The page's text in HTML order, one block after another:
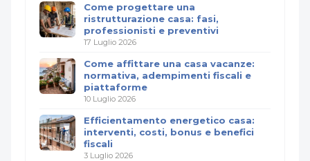
Come progettare una
ristrutturazione casa: fasi,
professionisti e preventivi
17 Luglio 2026
Come affittare una casa vacanze:
normativa, adempimenti fiscali e
piattaforme
10 Luglio 2026
Efficientamento energetico casa:
interventi, costi, bonus e benefici
fiscali
3 Luglio 2026